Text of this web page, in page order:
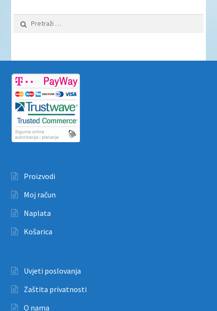
Pretraži:
Proizvodi
Moj račun
Naplata
Košarica
Uvjeti poslovanja
Zaštita privatnosti
O nama